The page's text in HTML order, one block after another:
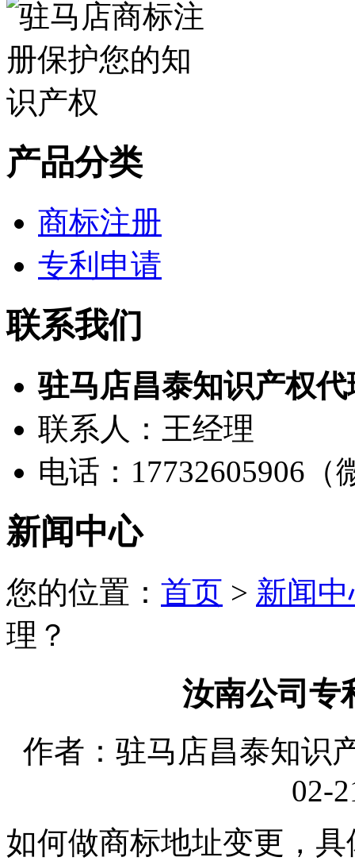
产品分类
商标注册
专利申请
联系我们
驻马店昌泰知识产权
联系人：王经理
电话：17732605906（
新闻中心
您的位置： 首页 > 新闻
理？
汝南公司专
作者：驻马店昌泰知识
02-
如何做商标地址变更，